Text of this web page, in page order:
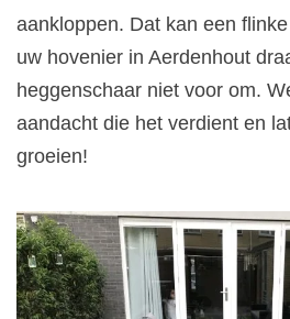
aankloppen. Dat kan een
uw hovenier in Aerdenhout
heggenschaar niet voor om.
aandacht die het verdient en
groeien!